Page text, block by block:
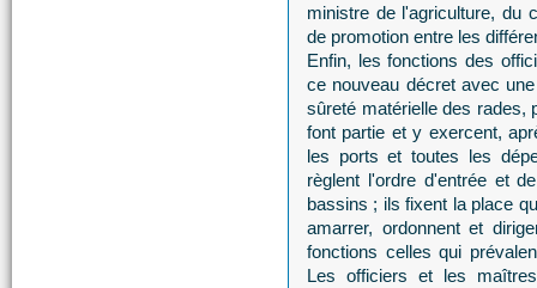
ministre de l'agriculture, du
de promotion entre les
Enfin, les fonctions des
ce nouveau décret avec
sûreté matérielle des rades,
font partie et y exercent,
les ports et toutes les
règlent l'ordre d'entrée et
bassins ; ils fixent la place
amarrer, ordonnent et
fonctions celles qui
Les officiers et les